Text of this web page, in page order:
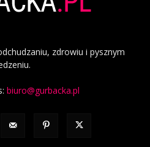
zdrowiu i pysznym
biuro@gurbacka.pl